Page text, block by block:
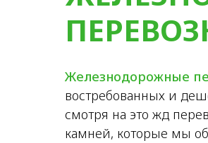
Железнодорожные
востребованных и
смотря на это жд
камней, которые мы